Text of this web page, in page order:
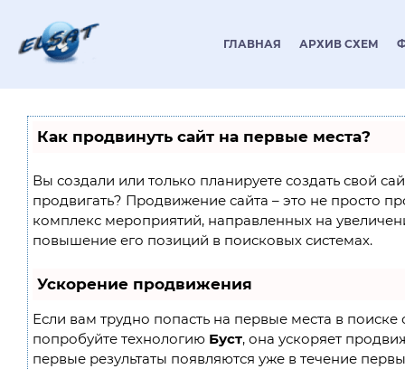
ГЛАВНАЯ АРХИВ СХЕМ
Как продвинуть сайт на первые места?
Вы создали или только планируете создать свой
продвигать? Продвижение сайта – это не просто
комплекс мероприятий, направленных на
повышение его позиций в поисковых системах.
Ускорение продвижения
Если вам трудно попасть на первые места в поиске
попробуйте технологию Буст, она ускоряет
первые результаты появляются уже в течение